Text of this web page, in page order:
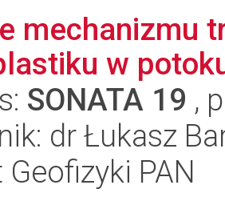
mechanizmu
w
SONATA 19 ,
dr Łukasz
PAN